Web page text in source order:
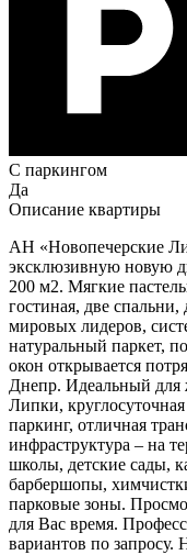
С паркингом
Да
Описание квартиры
АН «Новопечерские
эксклюзивную новую
200 м2. Мягкие
гостиная, две спальни,
мировых лидеров,
натуральный паркет,
окон открывается
Днепр. Идеальный для
Липки,
паркинг, отличная
инфраструктура – на
школы, детские сады,
барбершопы,
парковые зоны.
для Вас время.
вариантов по